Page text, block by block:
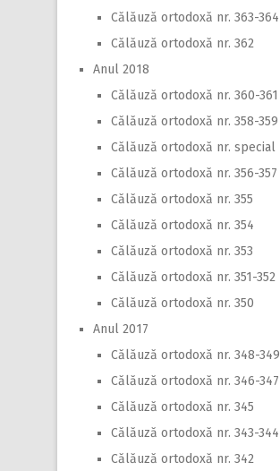
Călăuză ortodoxă nr. 363-364
Călăuză ortodoxă nr. 362
Anul 2018
Călăuză ortodoxă nr. 360-361
Călăuză ortodoxă nr. 358-359
Călăuză ortodoxă nr. special
Călăuză ortodoxă nr. 356-357
Călăuză ortodoxă nr. 355
Călăuză ortodoxă nr. 354
Călăuză ortodoxă nr. 353
Călăuză ortodoxă nr. 351-352
Călăuză ortodoxă nr. 350
Anul 2017
Călăuză ortodoxă nr. 348-349
Călăuză ortodoxă nr. 346-347
Călăuză ortodoxă nr. 345
Călăuză ortodoxă nr. 343-344
Călăuză ortodoxă nr. 342